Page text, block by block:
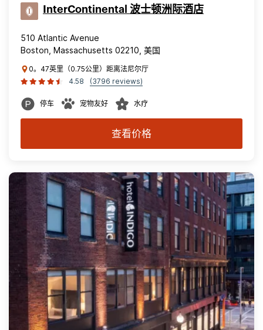
InterContinental 波士顿洲际酒店
510 Atlantic Avenue
Boston, Massachusetts 02210, 美国
0。47英里（0.75公里）距离法尼尔厅
4.58
(3796 reviews)
停车 宠物友好 水疗
查看价格